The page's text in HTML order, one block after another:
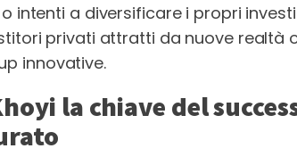
intenti a diversificare i propri
privati attratti da nuove realtà
innovative.
la chiave del